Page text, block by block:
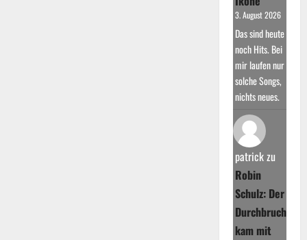
3. August 2026
Das sind heute
noch Hits. Bei
mir laufen nur
solche Songs,
nichts neues.
patrickzu
Robin
Schulz: Der
Durchbruch
kam mit